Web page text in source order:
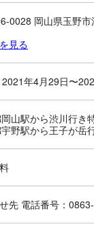
0028 岡山県玉野
見る
年4月29日〜
岡山駅から渋川行き
宇野駅から王子が岳
先 電話番号：